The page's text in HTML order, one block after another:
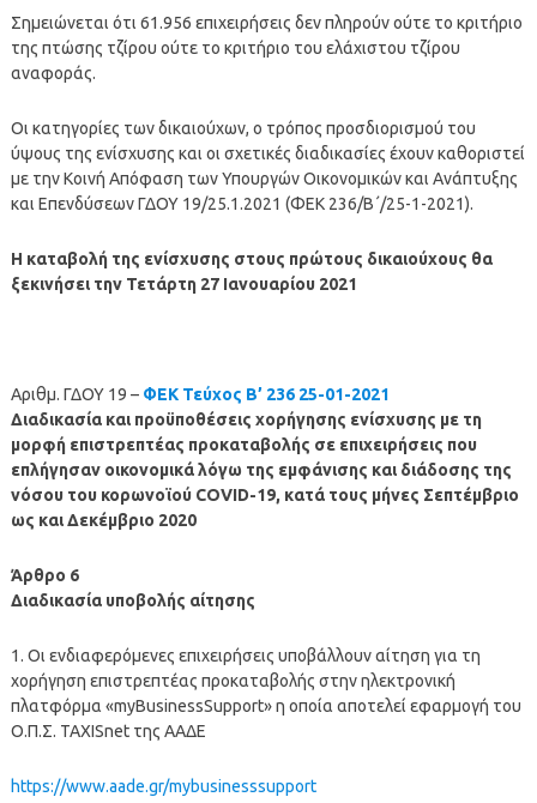
Σημειώνεται ότι 61.956 επιχειρήσεις δεν πληρούν ούτε το κριτήριο
της πτώσης τζίρου ούτε το κριτήριο του ελάχιστου τζίρου
αναφοράς.
Οι κατηγορίες των δικαιούχων, ο τρόπος προσδιορισμού του
ύψους της ενίσχυσης και οι σχετικές διαδικασίες έχουν καθοριστεί
με την Κοινή Απόφαση των Υπουργών Οικονομικών και Ανάπτυξης
και Επενδύσεων ΓΔΟΥ 19/25.1.2021 (ΦΕΚ 236/Β΄/25-1-2021).
Η καταβολή της ενίσχυσης στους πρώτους δικαιούχους θα
ξεκινήσει την Τετάρτη 27 Ιανουαρίου 2021
Αριθμ. ΓΔΟΥ 19 – ΦΕΚ Τεύχος Β’ 236 25-01-2021
Διαδικασία και προϋποθέσεις χορήγησης ενίσχυσης με τη
μορφή επιστρεπτέας προκαταβολής σε επιχειρήσεις που
επλήγησαν οικονομικά λόγω της εμφάνισης και διάδοσης της
νόσου του κορωνοϊού COVID-19, κατά τους μήνες Σεπτέμβριο
ως και Δεκέμβριο 2020
Άρθρο 6
Διαδικασία υποβολής αίτησης
1. Οι ενδιαφερόμενες επιχειρήσεις υποβάλλουν αίτηση για τη
χορήγηση επιστρεπτέας προκαταβολής στην ηλεκτρονική
πλατφόρμα «myBusinessSupport» η οποία αποτελεί εφαρμογή του
Ο.Π.Σ. TAXISnet της ΑΑΔΕ
https://www.aade.gr/mybusinesssupport